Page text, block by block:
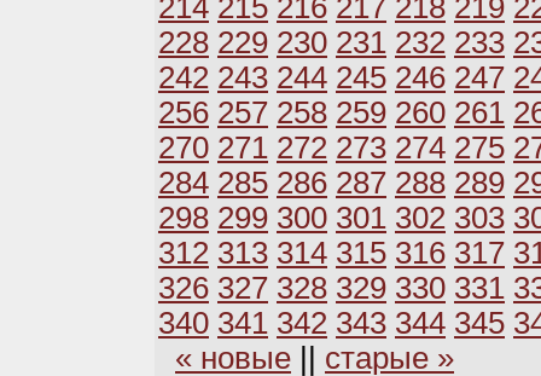
214 215 216 217 218 219
228 229 230 231 232 233
242 243 244 245 246 247
256 257 258 259 260 261
270 271 272 273 274 275
284 285 286 287 288 289
298 299 300 301 302 303
312 313 314 315 316 317
326 327 328 329 330 331
340 341 342 343 344 345
« новые
старые »